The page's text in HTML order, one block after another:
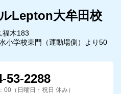
Lepton大牟田校
福木183
小学校東門（運動場側）より50
53-2288
（日曜日・祝日 休み）